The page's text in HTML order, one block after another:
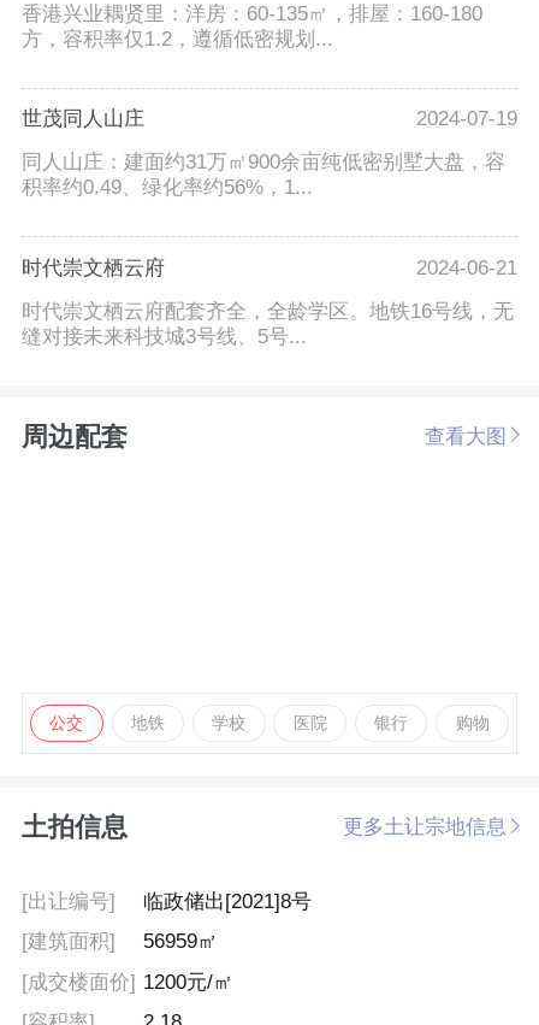
香港兴业耦贤里：洋房：60-135㎡，排屋：160-180
方，容积率仅1.2，遵循低密规划...
世茂同人山庄
2024-07-19
同人山庄：建面约31万㎡900余亩纯低密别墅大盘，容
积率约0.49、绿化率约56%，1...
时代崇文栖云府
2024-06-21
时代崇文栖云府配套齐全，全龄学区。地铁16号线，无
缝对接未来科技城3号线、5号...
周边配套 查看大图
公交 地铁 学校 医院 银行 购物
土拍信息 更多土让宗地信息
[出让编号]
临政储出[2021]8号
[建筑面积]
56959㎡
[成交楼面价] 1200元/㎡